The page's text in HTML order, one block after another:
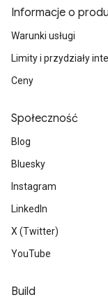
Informacje o
Warunki usługi
Limity i przydziały
Ceny
Społeczność
Blog
Bluesky
Instagram
LinkedIn
X (Twitter)
YouTube
Build